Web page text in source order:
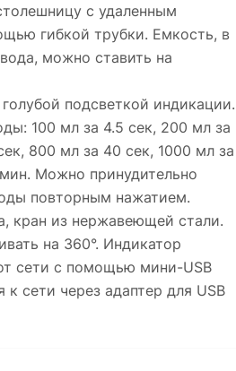
с удаленным
гибкой трубки. Емкость, в
можно ставить на
подсветкой индикации.
100 мл за 4.5 сек, 200 мл за
800 мл за 40 сек, 1000 мл за
Можно принудительно
повторным нажатием.
кран из нержавеющей стали.
на 360°. Индикатор
сети с помощью мини-USB
сети через адаптер для USB